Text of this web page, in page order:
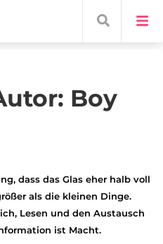
Boy
dass das Glas eher halb voll
als die kleinen Dinge.
Lesen und den Austausch
ist Macht.